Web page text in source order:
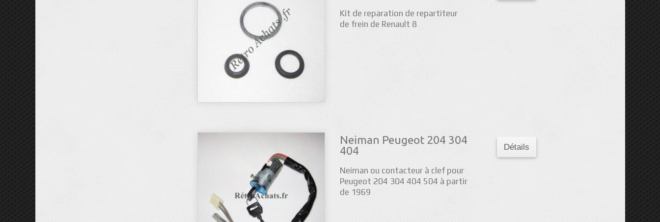
Kit de reparation de repartiteur
de frein de Renault 8
Neiman Peugeot 204 304
404
Neiman ou contacteur à clef pour
Peugeot 204 304 404 504 à partir
de 1969
Détails